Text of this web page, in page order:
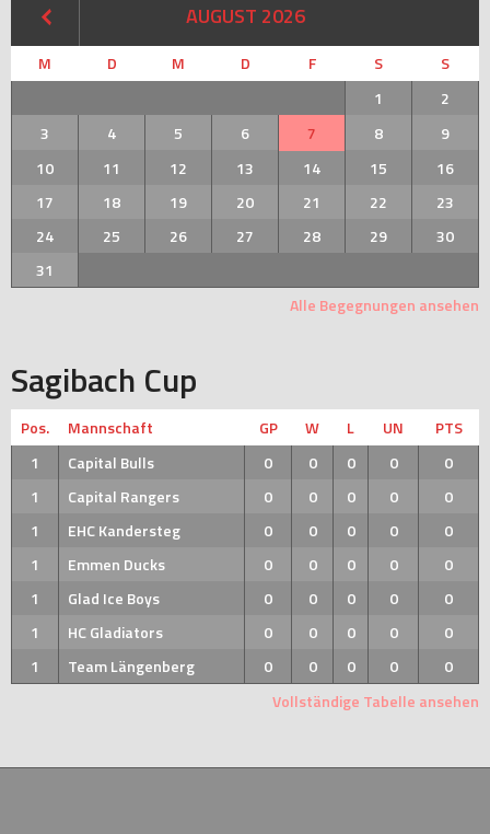
AUGUST 2026
M D M D F S
S
1
2
3
4 5 6 7 8
9
10
11 12 13 14 15
16
17
18 19 20 21 22
23
24
25 26 27 28 29
30
31
Alle Begegnungen ansehen
Sagibach Cup
Pos. Mannschaft GP W L UN
PTS
1
Capital Bulls 0 0 0 0
0
1
Capital Rangers 0 0 0 0
0
1
EHC Kandersteg 0 0 0 0
0
1
Emmen Ducks 0 0 0 0
0
1
Glad Ice Boys 0 0 0 0
0
1
HC Gladiators 0 0 0 0
0
1
Team Längenberg 0 0 0 0
0
Vollständige Tabelle ansehen